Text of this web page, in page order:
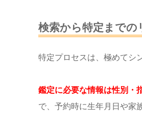
検索から特定までの
特定プロセスは、極めてシ
鑑定に必要な情報は性別・
で、予約時に生年月日や家